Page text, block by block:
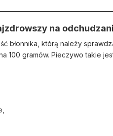
na
błonnika, którą należy
100 gramów. Pieczywo takie